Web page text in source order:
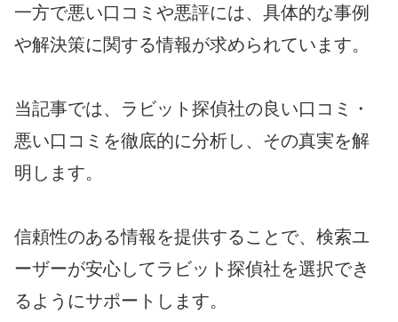
一方で悪い口コミや悪評には、具体的な事例
や解決策に関する情報が求められています。
当記事では、ラビット探偵社の良い口コミ・
悪い口コミを徹底的に分析し、その真実を解
明します。
信頼性のある情報を提供することで、検索ユ
ーザーが安心してラビット探偵社を選択でき
るようにサポートします。